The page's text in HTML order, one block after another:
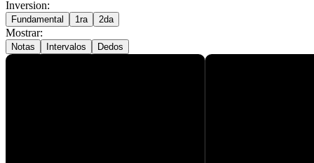
Inversion:
Fundamental 1ra 2da
Mostrar:
Notas Intervalos Dedos